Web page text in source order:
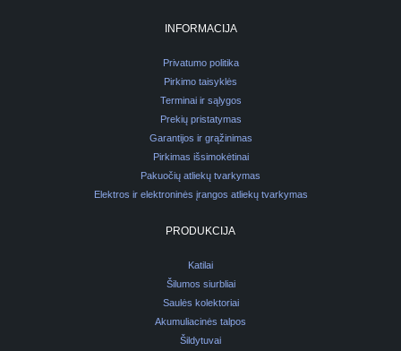
INFORMACIJA
Privatumo politika
Pirkimo taisyklės
Terminai ir sąlygos
Prekių pristatymas
Garantijos ir grąžinimas
Pirkimas išsimokėtinai
Pakuočių atliekų tvarkymas
Elektros ir elektroninės įrangos atliekų tvarkymas
PRODUKCIJA
Katilai
Šilumos siurbliai
Saulės kolektoriai
Akumuliacinės talpos
Šildytuvai